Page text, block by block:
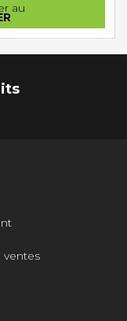
au
ventes